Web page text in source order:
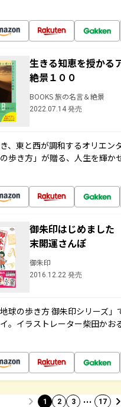
生きる知恵を授かる
絶景１００
BOOKS 旅の名言＆絶景
2022.07.14 発売
、東と西が調和するオリエン
歩き方」が贈る、人生を輝か
御朱印はじめまし
末開運さんぽ
御朱印
2016.12.22 発売
球の歩き方 御朱印シリーズ」
。イラストレーター柴田かお
1 2 3 … 17